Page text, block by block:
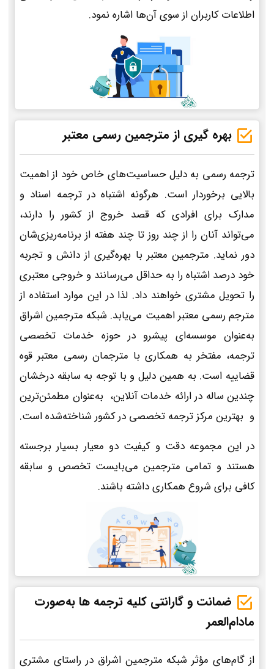
اطلاعات کاربران از سوی آن‌ها اشاره نمود.
بهره گیری از مترجمین رسمی معتبر
ترجمه رسمی به دلیل حساسیت‌های خاص خود از اهمیت
بالایی برخوردار است. هرگونه اشتباه در ترجمه اسناد و
مدارک برای افرادی که قصد خروج از کشور را دارند،
می‌تواند آنان را از چند روز تا چند هفته از برنامه‌ریزی‌شان
دور نماید. مترجمین معتبر با بهره‌گیری از دانش و تجربه
خود درصد اشتباه را به حداقل می‌رسانند و خروجی معتبری
را تحویل مشتری خواهند داد. لذا در این موارد استفاده از
مترجم رسمی معتبر اهمیت می‌یابد. شبکه مترجمین اشراق
به‌عنوان موسسه‌ای پیشرو در حوزه خدمات تخصصی
ترجمه، مفتخر به همکاری با مترجمان رسمی معتبر قوه
قضاییه است. به همین دلیل و با توجه به سابقه درخشان
چندین ساله در ارائه خدمات آنلاین، به‌عنوان مطمئن‌ترین
و بهترین مرکز ترجمه تخصصی در کشور شناخته‌شده است.
در این مجموعه دقت و کیفیت دو معیار بسیار برجسته
هستند و تمامی مترجمین می‌بایست تخصص و سابقه
کافی برای شروع همکاری داشته باشند.
ضمانت و گارانتی کلیه ترجمه ها به‌صورت
مادام‌العمر
از گام‌های مؤثر شبکه مترجمین اشراق در راستای مشتری